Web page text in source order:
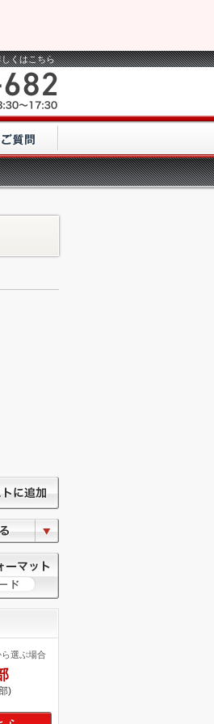
しくはこちら
選ぶ場合
)